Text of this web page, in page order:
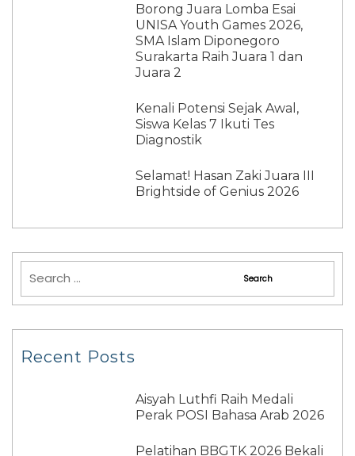
Borong Juara Lomba Esai
UNISA Youth Games 2026,
SMA Islam Diponegoro
Surakarta Raih Juara 1 dan
Juara 2
Kenali Potensi Sejak Awal,
Siswa Kelas 7 Ikuti Tes
Diagnostik
Selamat! Hasan Zaki Juara III
Brightside of Genius 2026
Recent Posts
Aisyah Luthfi Raih Medali
Perak POSI Bahasa Arab 2026
Pelatihan BBGTK 2026 Bekali